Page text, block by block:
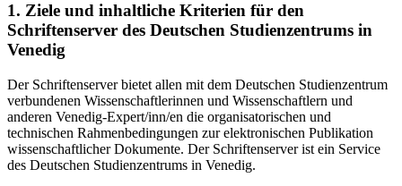
1. Ziele und inhaltliche Kriterien für den
Schriftenserver des Deutschen Studienzentrums in
Venedig
Der Schriftenserver bietet allen mit dem Deutschen Studienzentrum
verbundenen Wissenschaftlerinnen und Wissenschaftlern und
anderen Venedig-Expert/inn/en die organisatorischen und
technischen Rahmenbedingungen zur elektronischen Publikation
wissenschaftlicher Dokumente. Der Schriftenserver ist ein Service
des Deutschen Studienzentrums in Venedig.